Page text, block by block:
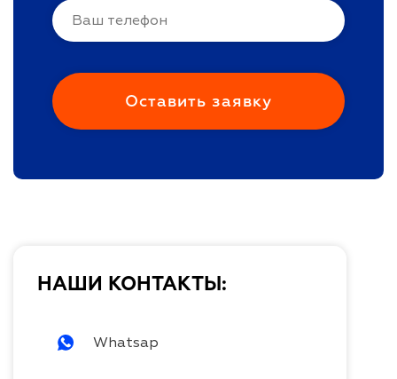
НАШИ КОНТАКТЫ:
Whatsap